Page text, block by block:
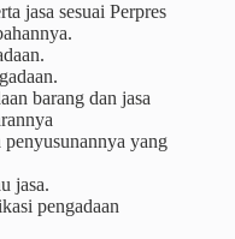
jasa sesuai Perpres
barang dan jasa
yang
jasa.
pengadaan